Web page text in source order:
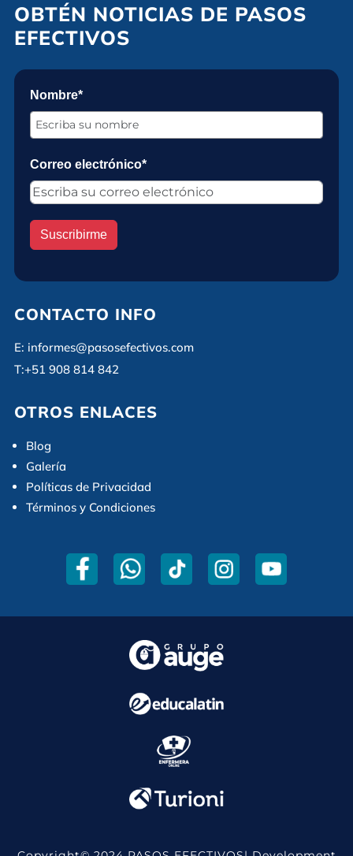
OBTÉN NOTICIAS DE PASOS
EFECTIVOS
Nombre*
Correo electrónico*
Suscribirme
CONTACTO INFO
E: informes@pasosefectivos.com
T:+51 908 814 842
OTROS ENLACES
Blog
Galería
Políticas de Privacidad
Términos y Condiciones